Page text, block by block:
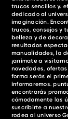
trucos sencillos y.
dedicado al
imaginación.
trucos, consejos y
belleza y de
resultados
manualidades, la
¡anímate a
novedades,
forma serás el
informaremos.
encontrarás
cómodamente las
suscribirte a
rodea al universo